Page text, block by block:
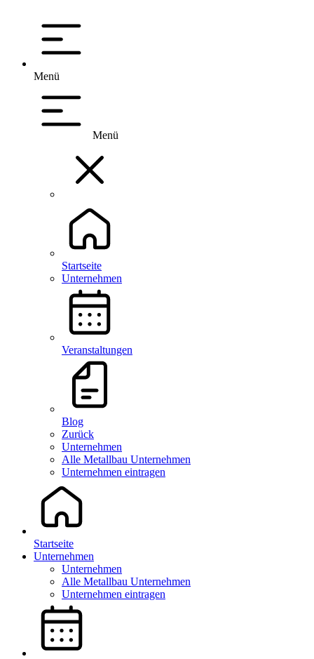
Menü
Menü
Startseite
Unternehmen
Veranstaltungen
Blog
Zurück
Unternehmen
Alle Metallbau Unternehmen
Unternehmen eintragen
Startseite
Unternehmen
Unternehmen
Alle Metallbau Unternehmen
Unternehmen eintragen